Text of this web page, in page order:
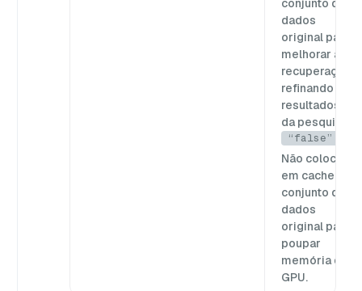
conjunto de
dados
original para
melhorar a
recuperação,
refinando os
resultados
da pesquisa.
“false”
Não coloca
em cache o
conjunto de
dados
original para
poupar
memória da
GPU.